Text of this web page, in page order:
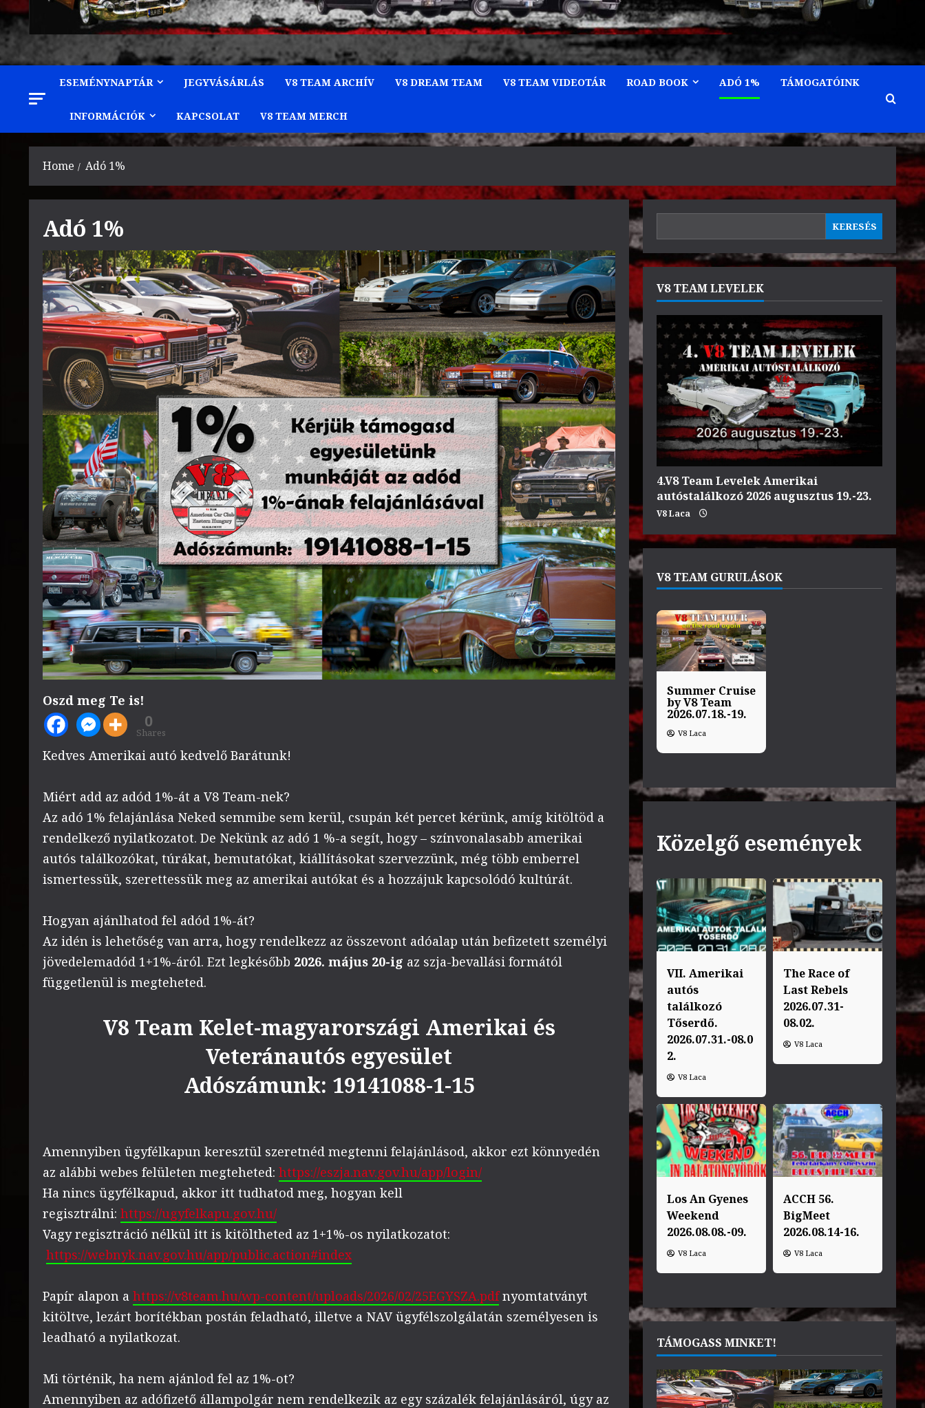
ESEMÉNYNAPTÁR JEGYVÁSÁRLÁS V8 TEAM ARCHÍV V8 DREAM TEAM V8 TEAM VIDEOTÁR ROAD BOOK ADÓ 1% TÁMOGATÓINK
INFORMÁCIÓK KAPCSOLAT V8 TEAM MERCH
Home Adó 1%
Adó 1%
Oszd meg Te is!
0
Shares
Kedves Amerikai autó kedvelő Barátunk!
Miért add az adód 1%-át a V8 Team-nek?
Az adó 1% felajánlása Neked semmibe sem kerül, csupán két percet kérünk, amíg kitöltöd a
rendelkező nyilatkozatot. De Nekünk az adó 1 %-a segít, hogy – színvonalasabb amerikai
autós találkozókat, túrákat, bemutatókat, kiállításokat szervezzünk, még több emberrel
ismertessük, szerettessük meg az amerikai autókat és a hozzájuk kapcsolódó kultúrát.
Hogyan ajánlhatod fel adód 1%-át?
Az idén is lehetőség van arra, hogy rendelkezz az összevont adóalap után befizetett személyi
jövedelemadód 1+1%-áról. Ezt legkésőbb 2026. május 20-ig az szja-bevallási formától
függetlenül is megteheted.
V8 Team Kelet-magyarországi Amerikai és
Veteránautós egyesület
Adószámunk: 19141088-1-15
Amennyiben ügyfélkapun keresztül szeretnéd megtenni felajánlásod, akkor ezt könnyedén
az alábbi webes felületen megteheted: https://eszja.nav.gov.hu/app/login/
Ha nincs ügyfélkapud, akkor itt tudhatod meg, hogyan kell
regisztrálni: https://ugyfelkapu.gov.hu/
Vagy regisztráció nélkül itt is kitöltheted az 1+1%-os nyilatkozatot:
https://webnyk.nav.gov.hu/app/public.action#index
Papír alapon a https://v8team.hu/wp-content/uploads/2026/02/25EGYSZA.pdfnyomtatványt
kitöltve, lezárt borítékban postán feladható, illetve a NAV ügyfélszolgálatán személyesen is
leadható a nyilatkozat.
Mi történik, ha nem ajánlod fel az 1%-ot?
Amennyiben az adófizető állampolgár nem rendelkezik az egy százalék felajánlásáról, úgy az
KERESÉS
V8 TEAM LEVELEK
4.V8 Team Levelek Amerikai
autóstalálkozó 2026 augusztus 19.-23.
V8 Laca
V8 TEAM GURULÁSOK
Summer Cruise
by V8 Team
2026.07.18.-19.
V8 Laca
Közelgő események
VII. Amerikai
autós
találkozó
Tőserdő.
2026.07.31.-08.0
2.
V8 Laca
The Race of
Last Rebels
2026.07.31-
08.02.
V8 Laca
Los An Gyenes
Weekend
2026.08.08.-09.
V8 Laca
ACCH 56.
BigMeet
2026.08.14-16.
V8 Laca
TÁMOGASS MINKET!